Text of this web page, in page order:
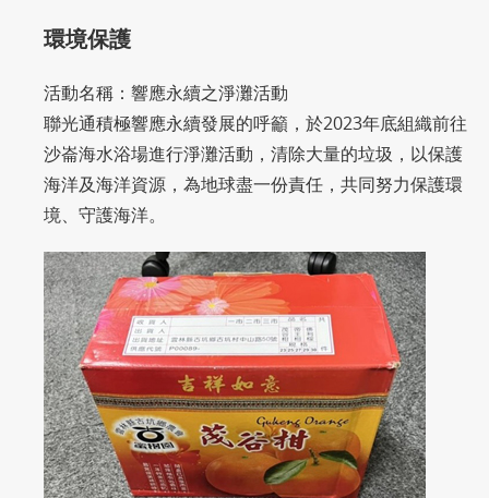
環境保護
活動名稱：響應永續之淨灘活動
聯光通積極響應永續發展的呼籲，於2023年底組織前往
沙崙海水浴場進行淨灘活動，清除大量的垃圾，以保護
海洋及海洋資源，為地球盡一份責任，共同努力保護環
境、守護海洋。